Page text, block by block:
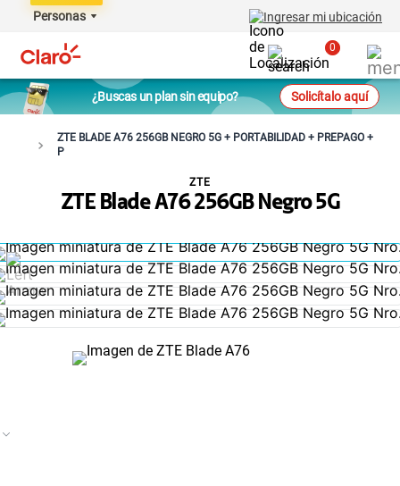
Personas Ingresar mi ubicación
0
¿Buscas un plan sin equipo? Solicítalo aquí
ZTE BLADE A76 256GB NEGRO 5G + PORTABILIDAD + PREPAGO +
P
ZTE Blade A76 256GB Negro 5G
ZTE